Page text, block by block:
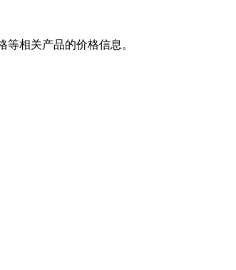
相关产品的价格信息。